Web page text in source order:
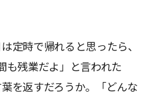
定時で帰れると思ったら、
も残業だよ」と言われた
を返すだろうか。「どんな